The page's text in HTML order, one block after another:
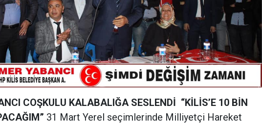
COŞKULU KALABALIĞA SESLENDİ “KİLİS’E 10 BİN
31 Mart Yerel seçimlerinde Milliyetçi Hareket